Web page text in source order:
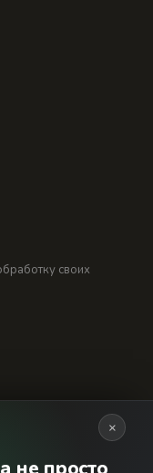
своих
«Банки
×